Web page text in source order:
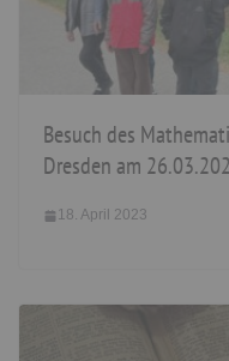
Besuch des
Dresden am
18. April 2023